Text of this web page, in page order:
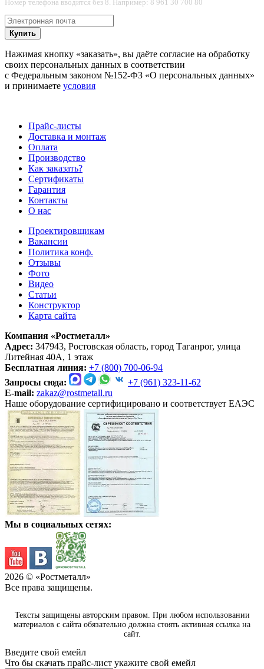
Номер телефона вводится без 8. Например: 8 961 30 700 80
Купить
Нажимая кнопку «заказать», вы даёте согласие на обработку
своих персональных данных в соответствии
с Федеральным законом №152-ФЗ «О персональных данных»
и принимаете условия
Прайс-листы
Доставка и монтаж
Оплата
Производство
Как заказать?
Сертификаты
Гарантия
Контакты
О нас
Проектировщикам
Вакансии
Политика конф.
Отзывы
Фото
Видео
Статьи
Конструктор
Карта сайта
Компания «Ростметалл»
Адрес: 347943, Ростовская область, город Таганрог, улица
Литейная 40А, 1 этаж
Бесплатная линия: +7 (800) 700-06-94
Запросы сюда:
+7 (961) 323-11-62
E-mail: zakaz@rostmetall.ru
Наше оборудование сертифицировано и соответствует ЕАЭС
Мы в социальных сетях:
2026 © «Ростметалл»
Все права защищены.
Тексты защищены авторским правом. При любом использовании
материалов с сайта обязательно должна стоять активная ссылка на
сайт.
Введите свой емейл
Что бы скачать прайс-лист укажите свой емейл